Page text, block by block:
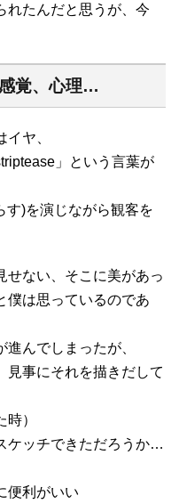
れたんだと思うが、今
覚、心理…
ヤ、
」という言葉が
す)を演じながら観客を
せない、そこに美があっ
僕は思っているのであ
んでしまったが、
見事にそれを描きだして
）
ケッチできただろうか…
便利がいい